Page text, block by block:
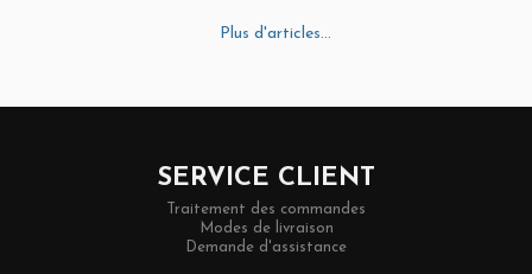
Plus d'articles...
SERVICE CLIENT
Traitement des commandes
Modes de livraison
Demande d'assistance